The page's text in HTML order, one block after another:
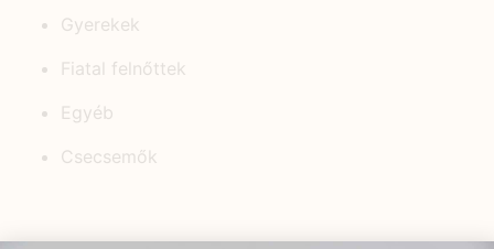
Gyerekek
Fiatal felnőttek
Egyéb
Csecsemők